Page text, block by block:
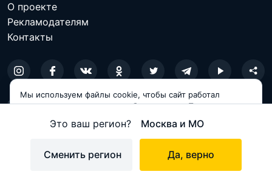
Это ваш регион? Москва и МО
Сменить регион Да, верно
О проекте
Рекламодателям
Контакты
© 2026 NOVOSTROEV.RU
Политика обработки персональных данных
Мы используем файлы cookie, чтобы сайт работал
корректно и становился удобнее для вас. Продолжая
Принимаю